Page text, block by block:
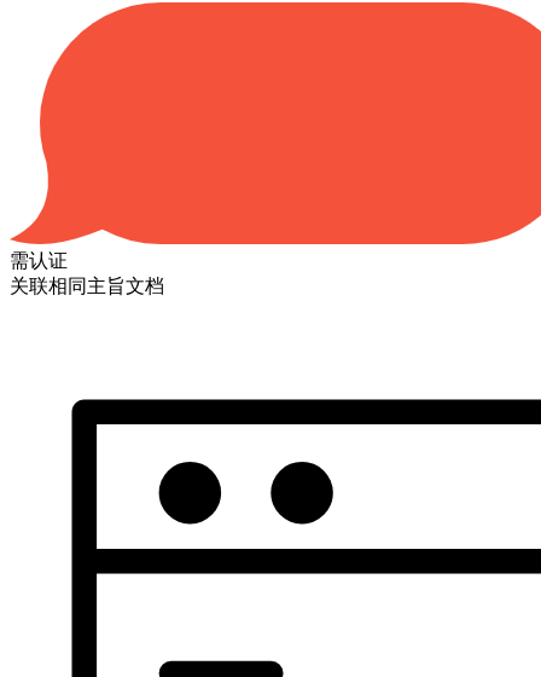
需认证
关联相同主旨文档